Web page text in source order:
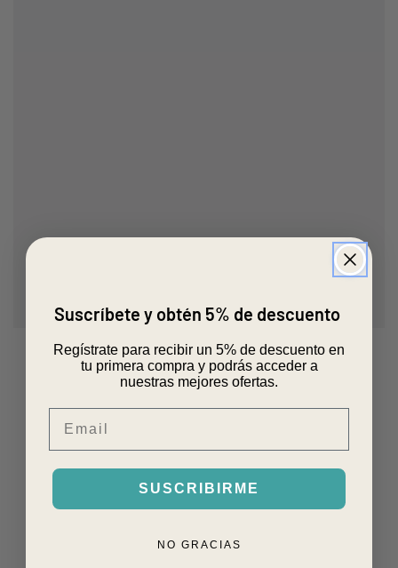
Suscríbete y obtén 5% de descuento
Regístrate para recibir un 5% de descuento en
tu primera compra y podrás acceder a
nuestras mejores ofertas.
SUSCRIBIRME
NO GRACIAS